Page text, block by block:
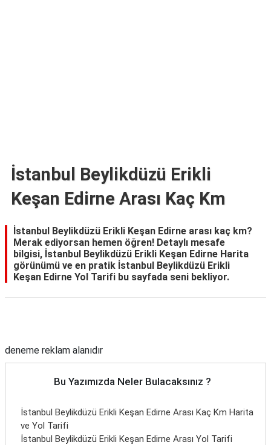
İstanbul Beylikdüzü Erikli
Keşan Edirne Arası Kaç Km
İstanbul Beylikdüzü Erikli Keşan Edirne arası kaç km?
Merak ediyorsan hemen öğren! Detaylı mesafe
bilgisi, İstanbul Beylikdüzü Erikli Keşan Edirne Harita
görünümü ve en pratik İstanbul Beylikdüzü Erikli
Keşan Edirne Yol Tarifi bu sayfada seni bekliyor.
deneme reklam alanıdır
Bu Yazımızda Neler Bulacaksınız ?
İstanbul Beylikdüzü Erikli Keşan Edirne Arası Kaç Km Harita
ve Yol Tarifi
İstanbul Beylikdüzü Erikli Keşan Edirne Arası Yol Tarifi